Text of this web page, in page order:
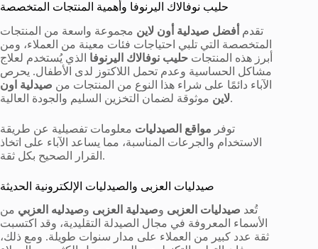
حليب نوفالاك اليرنوفا وأهمية المنتجات المتخصصة
تقدم أفضل صيدلية أون لاين مجموعة واسعة من المنتجات
المتخصصة التي تلبي احتياجات فئات معينة من العملاء، ومن
أبرز هذه المنتجات حليب نوفالاك اليرنوفا الذي يُستخدم لعلاج
مشاكل الحساسية وعدم تحمل اللاكتوز لدى الأطفال. يحرص
الآباء دائمًا على شراء هذا النوع من المنتجات من صيدلية اون
لاينموثوقة لضمان التخزين السليم والجودة العالية.
توفر مواقع الصيدليات معلومات تفصيلية عن طريقة
الاستخدام والجرعات المناسبة، مما يساعد الآباء على اتخاذ
القرار الصحيح بكل ثقة.
صيدليات العزبى والصيدليات الإلكترونية الحديثة
تُعد صيدليات العزبى وصيدلية العزبى وصيدليه العزبي من
الأسماء المعروفة في مجال الصيدلة التقليدية، وقد اكتسبت
ثقة عدد كبير من العملاء على مدار سنوات طويلة. ومع ذلك،